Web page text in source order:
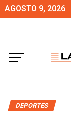
AGOSTO 9, 2026
DEPORTES